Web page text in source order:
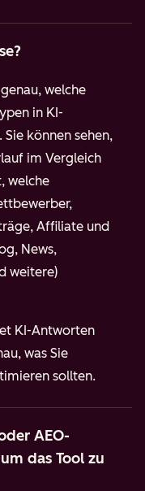
welche
in KI-
können sehen,
im Vergleich
welche
Affiliate und
News,
weitere)
KI-Antworten
was Sie
sollten.
AEO-
das Tool zu